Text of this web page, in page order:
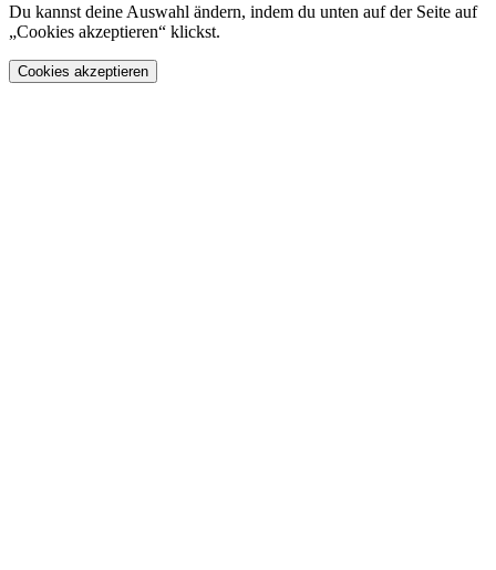
Du kannst deine Auswahl ändern, indem du unten auf der Seite auf
„Cookies akzeptieren“ klickst.
Cookies akzeptieren